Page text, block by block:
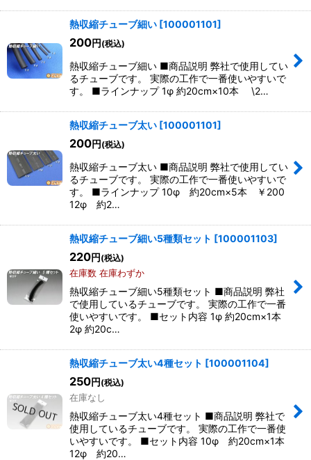
熱収縮チューブ細い [100001101]
200円(税込)
熱収縮チューブ細い ■商品説明 弊社で使用してい
るチューブです。 実際の工作で一番使いやすいで
す。 ■ラインナップ 1φ 約20cm×10本 \2…
熱収縮チューブ太い [100001101]
200円(税込)
熱収縮チューブ太い ■商品説明 弊社で使用してい
るチューブです。 実際の工作で一番使いやすいで
す。 ■ラインナップ 10φ 約20cm×5本 ￥200
12φ 約2…
熱収縮チューブ細い5種類セット [100001103]
220円(税込)
在庫数 在庫わずか
熱収縮チューブ細い5種類セット ■商品説明 弊社
で使用しているチューブです。 実際の工作で一番
使いやすいです。 ■セット内容 1φ 約20cm×1本
2φ 約20c…
熱収縮チューブ太い4種セット [100001104]
250円(税込)
在庫なし
熱収縮チューブ太い4種セット ■商品説明 弊社で
使用しているチューブです。 実際の工作で一番使
いやすいです。 ■セット内容 10φ 約20cm×1本
12φ 約20…